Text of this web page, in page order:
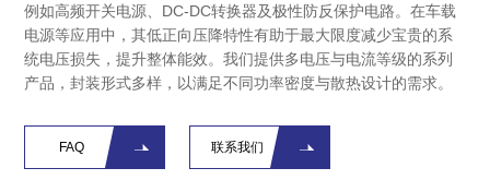
例如高频开关电源、DC-DC转换器及极性防反保护电路。在车载
电源等应用中，其低正向压降特性有助于最大限度减少宝贵的系
统电压损失，提升整体能效。我们提供多电压与电流等级的系列
产品，封装形式多样，以满足不同功率密度与散热设计的需求。
FAQ 联系我们